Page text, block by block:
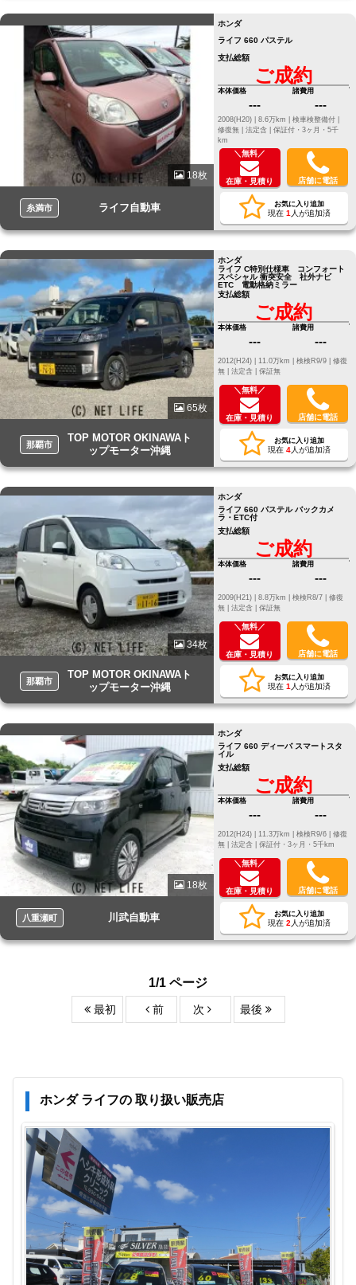
18枚
糸満市 ライフ自動車
ホンダ
ライフ 660 パステル
支払総額
ご成約
本体価格
---
諸費用
---
2008(H20) | 8.6万km |
検車検整備付 |
修復無 | 法定含 | 保証付・3ヶ月・5千
km
＼無料／
在庫・見積り 店舗に電話
お気に入り追加
現在 1 人が追加済
65枚
那覇市
TOP MOTOR OKINAWAト
ップモーター沖縄
ホンダ
ライフ C特別仕様車 コンフォート
スペシャル 衝突安全 社外ナビ
ETC 電動格納ミラー
支払総額
ご成約
本体価格
---
諸費用
---
修復
無 | 法定含 | 保証無
＼無料／
在庫・見積り 店舗に電話
お気に入り追加
現在 4人が追加済
34枚
那覇市
TOP MOTOR OKINAWAト
ップモーター沖縄
ホンダ
ライフ 660 パステル バックカメ
ラ・ETC付
支払総額
ご成約
本体価格
---
諸費用
---
修復
無 | 法定含 | 保証無
＼無料／
在庫・見積り 店舗に電話
お気に入り追加
現在 1 人が追加済
18枚
八重瀬町 川武自動車
ホンダ
ライフ 660 ディーバ スマートスタ
イル
支払総額
ご成約
本体価格
---
諸費用
---
修復
無 | 法定含 | 保証付・3ヶ月・5千km
＼無料／
在庫・見積り 店舗に電話
お気に入り追加
現在 2 人が追加済
1/1 ページ
最初 前 次 最後
ホンダ ライフの 取り扱い販売店